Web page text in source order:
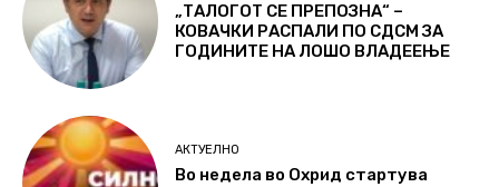
„ТАЛОГОТ СЕ ПРЕПОЗНА“ –
КОВАЧКИ РАСПАЛИ ПО СДСМ ЗА
ГОДИНИТЕ НА ЛОШО ВЛАДЕЕЊЕ
АКТУЕЛНО
Во недела во Охрид стартува